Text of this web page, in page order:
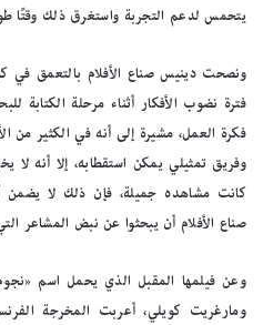
يتحمس لدعم التجربة واستغرق ذلك وقتًا
ونصحت دينيس صناع الأفلام بالتعمق في
فترة نضوب الأفكار أثناء مرحلة
فكرة العمل، مشيرة إلى أنه في الكثير من
وفريق تمثيلي يمكن استقطابه، إلا أنه لا
كانت مشاهده جميلة، فإن ذلك لا يضمن
صناع الأفلام أن يبحثوا عن نبض المشاعر
وعن فيلمها المقبل الذي يحمل اسم
ومارغريت كويلي، أعربت المخرجة